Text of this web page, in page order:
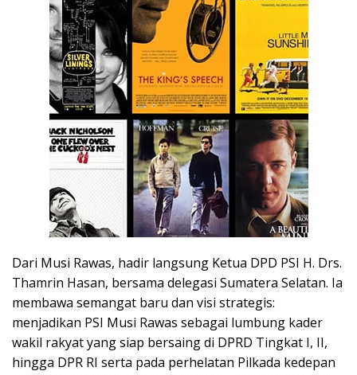
Dari Musi Rawas, hadir langsung Ketua DPD PSI H. Drs.
Thamrin Hasan, bersama delegasi Sumatera Selatan. Ia
membawa semangat baru dan visi strategis:
menjadikan PSI Musi Rawas sebagai lumbung kader
wakil rakyat yang siap bersaing di DPRD Tingkat I, II,
hingga DPR RI serta pada perhelatan Pilkada kedepan